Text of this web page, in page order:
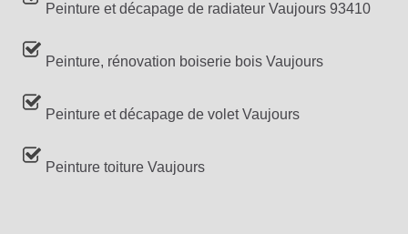
Peinture et décapage de radiateur Vaujours 93410
Peinture, rénovation boiserie bois Vaujours
Peinture et décapage de volet Vaujours
Peinture toiture Vaujours